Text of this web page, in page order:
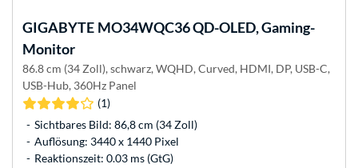
GIGABYTE MO34WQC36 QD-OLED, Gaming-
Monitor
86.8 cm (34 Zoll), schwarz, WQHD, Curved, HDMI, DP, USB-C,
USB-Hub, 360Hz Panel
(1)
Sichtbares Bild: 86,8 cm (34 Zoll)
Auflösung: 3440 x 1440 Pixel
Reaktionszeit: 0.03 ms (GtG)